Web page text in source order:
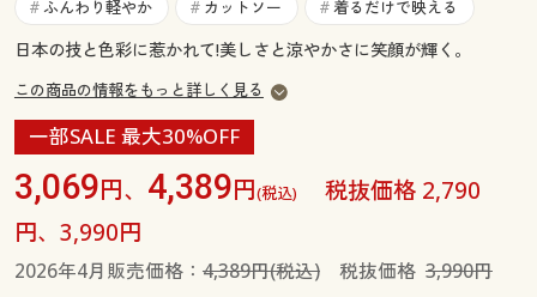
ご利用ガイド
よくある質問とお問い合わせ
よくある質問とお問い合わせ
# ふんわり軽やか # カットソー # 着るだけで映える
日本の技と色彩に惹かれて!美しさと涼やかさに笑顔が輝く。
この商品の情報をもっと詳しく見る
一部SALE 最大30%OFF
3,069円、 4,389円(税込)
税抜価格 2,790
円、3,990円
2026年4月販売価格： 4,389円(税込)税抜価格 3,990円